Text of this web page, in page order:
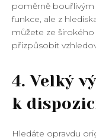
poměrně bouřlivým
funkce, ale z
můžete ze
přizpůsobit
4. Velký
k
Hledáte opravdu